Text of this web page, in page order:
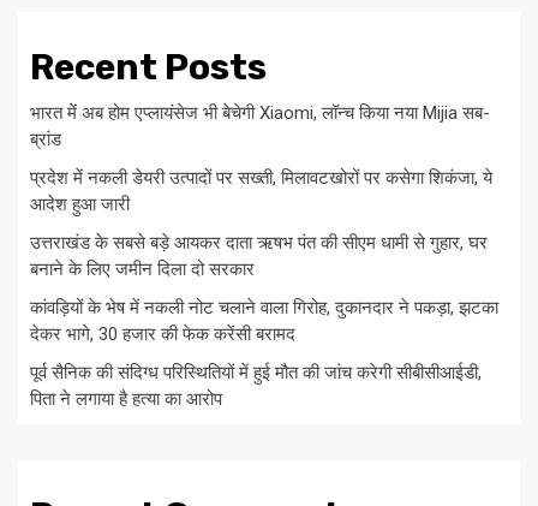
Recent Posts
भारत में अब होम एप्लायंसेज भी बेचेगी Xiaomi, लॉन्च किया नया Mijia सब-
ब्रांड
प्रदेश में नकली डेयरी उत्पादों पर सख्ती, मिलावटखोरों पर कसेगा शिकंजा, ये
आदेश हुआ जारी
उत्तराखंड के सबसे बड़े आयकर दाता ऋषभ पंत की सीएम धामी से गुहार, घर
बनाने के लिए जमीन दिला दो सरकार
कांवड़ियों के भेष में नकली नोट चलाने वाला गिरोह, दुकानदार ने पकड़ा, झटका
देकर भागे, 30 हजार की फेक करेंसी बरामद
पूर्व सैनिक की संदिग्ध परिस्थितियों में हुई मौत की जांच करेगी सीबीसीआईडी,
पिता ने लगाया है हत्या का आरोप